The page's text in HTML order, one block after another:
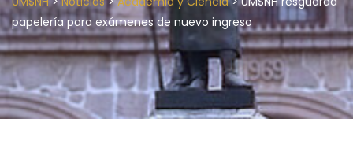
papelería para exámenes de nuevo ingreso